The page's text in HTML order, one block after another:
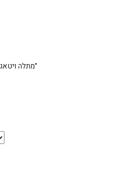
/ Products tagged “מתלה ויטאג”